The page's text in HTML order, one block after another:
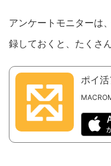
アンケートモニターは
録しておくと、たくさ
ポイ